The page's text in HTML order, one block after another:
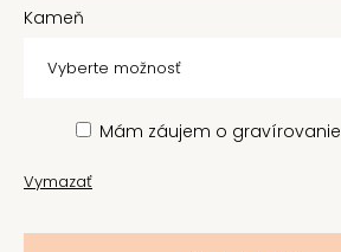
Kameň
Mám záujem o gravírovanie
Vymazať